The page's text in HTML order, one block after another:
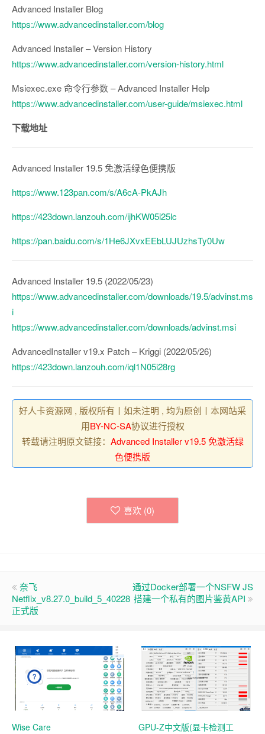
Advanced Installer Blog
https://www.advancedinstaller.com/blog
Advanced Installer – Version History
https://www.advancedinstaller.com/version-history.html
Msiexec.exe 命令行参数 – Advanced Installer Help
https://www.advancedinstaller.com/user-guide/msiexec.html
下载地址
Advanced Installer 19.5 免激活绿色便携版
https://www.123pan.com/s/A6cA-PkAJh
https://423down.lanzouh.com/ijhKW05i25lc
https://pan.baidu.com/s/1He6JXvxEEbLUJUzhsTy0Uw
Advanced Installer 19.5 (2022/05/23)
https://www.advancedinstaller.com/downloads/19.5/advinst.ms
i
https://www.advancedinstaller.com/downloads/advinst.msi
AdvancedInstaller v19.x Patch – Kriggi (2022/05/26)
https://423down.lanzouh.com/iql1N05i28rg
好人卡资源网 , 版权所有丨如未注明 , 均为原创丨本网站采
用BY-NC-SA协议进行授权
转载请注明原文链接： Advanced Installer v19.5 免激活绿
色便携版
喜欢 (0)
奈飞
Netflix_v8.27.0_build_5_40228
正式版
通过Docker部署一个NSFW JS
搭建一个私有的图片鉴黄API
Wise Care
GPU-Z中文版(显卡检测工